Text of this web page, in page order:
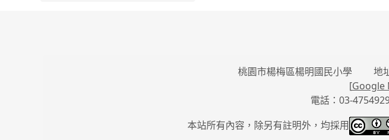
桃園市楊梅區楊明國民小學 地址
[Google
電話：03-
本站所有內容，除另有註明外，均採用